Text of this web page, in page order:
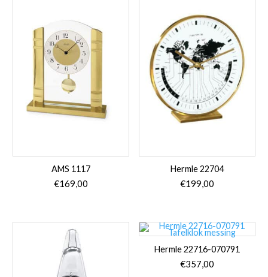
AMS 1117
€169,00
Hermle 22704
€199,00
Hermle 22716-070791
€357,00